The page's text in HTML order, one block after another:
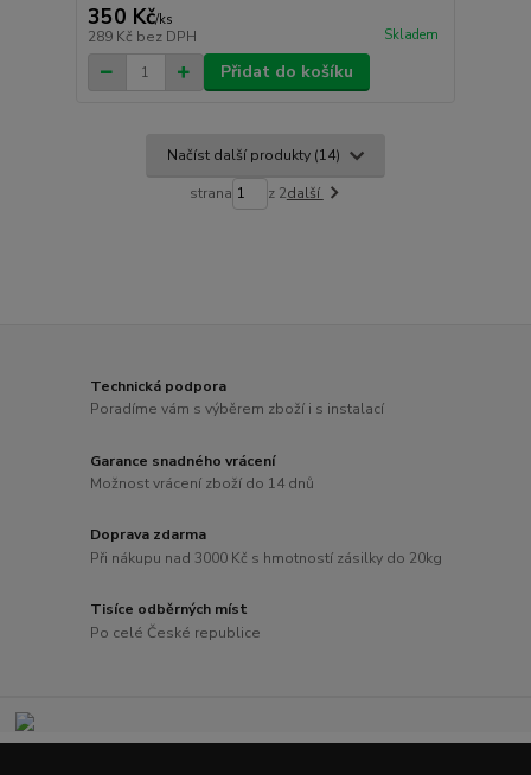
350 Kč/ks
289 Kč bez DPH Skladem
Přidat do košíku
Načíst další produkty (14)
strana z 2další
Technická podpora
Poradíme vám s výběrem zboží i s instalací
Garance snadného vrácení
Možnost vrácení zboží do 14 dnů
Doprava zdarma
Při nákupu nad 3000 Kč s hmotností zásilky do 20kg
Tisíce odběrných míst
Po celé České republice